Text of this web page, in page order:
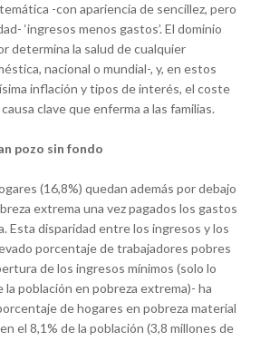
-con apariencia de sencillez, pero
‘ingresos menos gastos’. El dominio
determina la salud de cualquier
nacional o mundial-, y, en estos
inflación y tipos de interés, el coste
clave que enferma a las familias.
pozo sin fondo
(16,8%) quedan además por debajo
extrema una vez pagados los gastos
Esta disparidad entre los ingresos y los
porcentaje de trabajadores pobres
de los ingresos mínimos (solo lo
la población en pobreza extrema)- ha
de hogares en pobreza material
el 8,1% de la población (3,8 millones de